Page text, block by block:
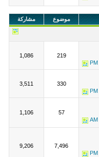
موضوع مشاركة
219
1,086
330
3,511
57
1,106
7,496
9,206